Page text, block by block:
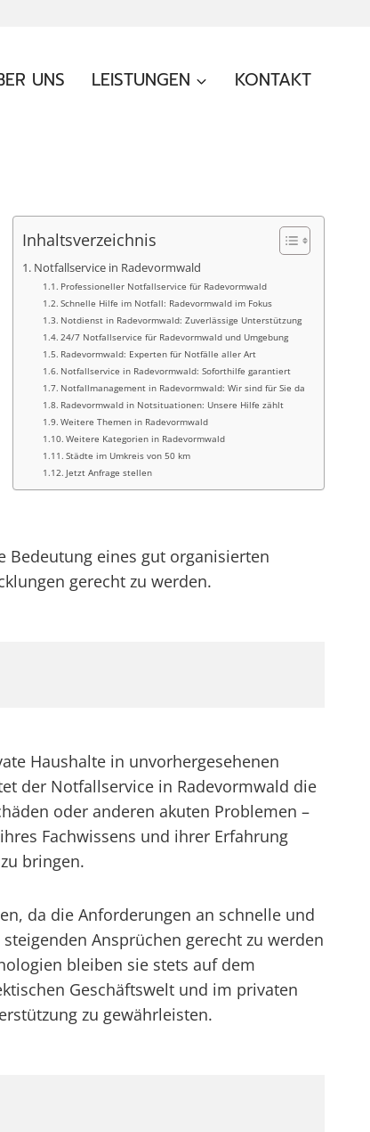
UNS LEISTUNGEN KONTAKT
Inhaltsverzeichnis
Notfallservice in Radevormwald
Professioneller Notfallservice für Radevormwald
Schnelle Hilfe im Notfall: Radevormwald im Fokus
Notdienst in Radevormwald: Zuverlässige Unterstützung
24/7 Notfallservice für Radevormwald und Umgebung
Radevormwald: Experten für Notfälle aller Art
Notfallservice in Radevormwald: Soforthilfe garantiert
Notfallmanagement in Radevormwald: Wir sind für Sie da
Radevormwald in Notsituationen: Unsere Hilfe zählt
Weitere Themen in Radevormwald
Weitere Kategorien in Radevormwald
Städte im Umkreis von 50 km
Jetzt Anfrage stellen
Bedeutung eines gut organisierten
gerecht zu werden.
Haushalte in unvorhergesehenen
der Notfallservice in Radevormwald die
oder anderen akuten Problemen –
Fachwissens und ihrer Erfahrung
bringen.
da die Anforderungen an schnelle und
Ansprüchen gerecht zu werden
bleiben sie stets auf dem
Geschäftswelt und im privaten
zu gewährleisten.